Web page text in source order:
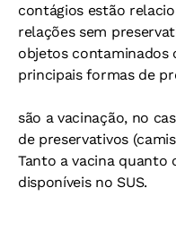
contágios estão
relações sem
objetos contaminados
principais formas de
são a vacinação, no
de preservativos
Tanto a vacina quanto
disponíveis no SUS.